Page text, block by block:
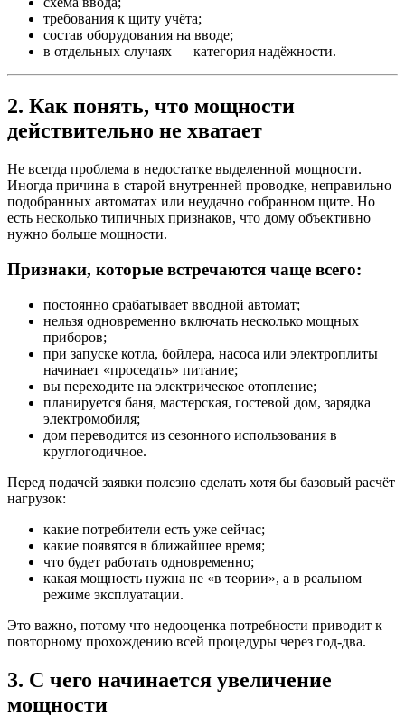
требования к щиту учёта;
состав оборудования на вводе;
в отдельных случаях — категория надёжности.
2. Как понять, что мощности
действительно не хватает
Не всегда проблема в недостатке выделенной мощности.
Иногда причина в старой внутренней проводке, неправильно
подобранных автоматах или неудачно собранном щите. Но
есть несколько типичных признаков, что дому объективно
нужно больше мощности.
Признаки, которые встречаются чаще всего:
постоянно срабатывает вводной автомат;
нельзя одновременно включать несколько мощных
приборов;
при запуске котла, бойлера, насоса или электроплиты
начинает «проседать» питание;
вы переходите на электрическое отопление;
планируется баня, мастерская, гостевой дом, зарядка
электромобиля;
дом переводится из сезонного использования в
круглогодичное.
Перед подачей заявки полезно сделать хотя бы базовый расчёт
нагрузок:
какие потребители есть уже сейчас;
какие появятся в ближайшее время;
что будет работать одновременно;
какая мощность нужна не «в теории», а в реальном
режиме эксплуатации.
Это важно, потому что недооценка потребности приводит к
повторному прохождению всей процедуры через год-два.
3. С чего начинается увеличение
мощности